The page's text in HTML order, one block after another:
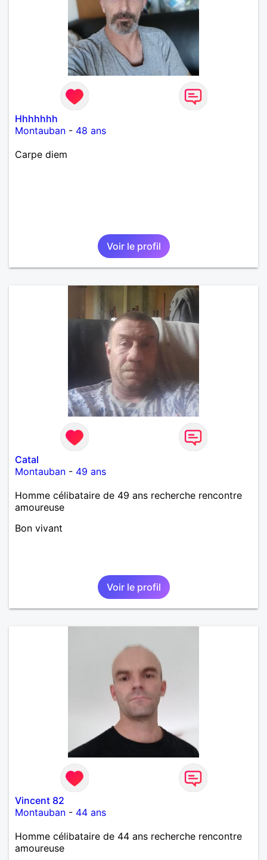
Hhhhhhh
Montauban - 48 ans
Carpe diem
Voir le profil
Catal
Montauban - 49 ans
Homme célibataire de 49 ans recherche rencontre
amoureuse
Bon vivant
Voir le profil
Vincent 82
Montauban - 44 ans
Homme célibataire de 44 ans recherche rencontre
amoureuse